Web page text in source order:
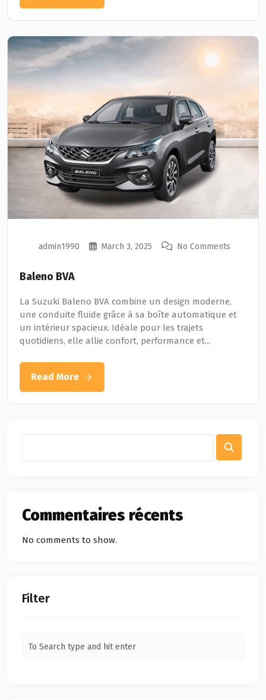
admin1990 March 3, 2025 No Comments
Baleno BVA
La Suzuki Baleno BVA combine un design moderne,
une conduite fluide grâce à sa boîte automatique et
un intérieur spacieux. Idéale pour les trajets
quotidiens, elle allie confort, performance et...
Read More
Commentaires récents
No comments to show.
Filter